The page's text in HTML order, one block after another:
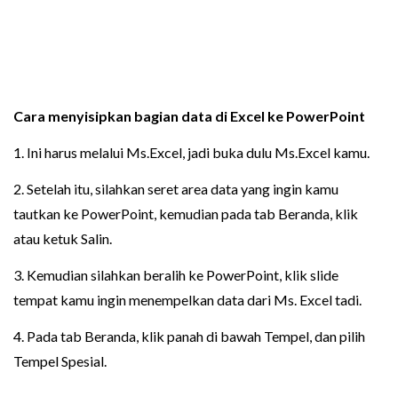
Cara menyisipkan bagian data di Excel ke PowerPoint
1. Ini harus melalui Ms.Excel, jadi buka dulu Ms.Excel kamu.
2. Setelah itu, silahkan seret area data yang ingin kamu
tautkan ke PowerPoint, kemudian pada tab Beranda, klik
atau ketuk Salin.
3. Kemudian silahkan beralih ke PowerPoint, klik slide
tempat kamu ingin menempelkan data dari Ms. Excel tadi.
4. Pada tab Beranda, klik panah di bawah Tempel, dan pilih
Tempel Spesial.